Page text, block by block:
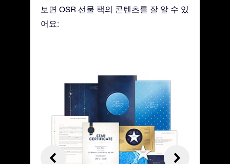
보면 OSR 선물 팩의 콘텐츠를 잘 알 수 있
어요: